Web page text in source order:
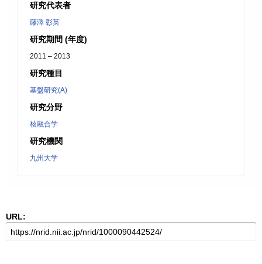
研究代表者
藤澤 彰英
研究期間 (年度)
2011 – 2013
研究種目
基盤研究(A)
研究分野
核融合学
研究機関
九州大学
URL: